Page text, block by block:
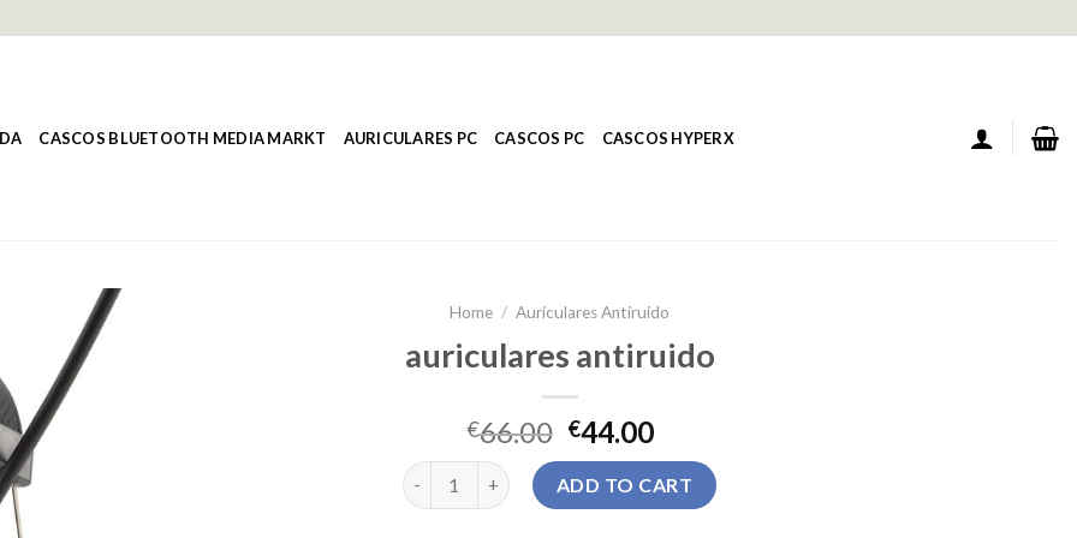
CASCOS BLUETOOTH MEDIA MARKT AURICULARES PC CASCOS PC CASCOS HYPERX
Home / Auriculares Antiruido
auriculares antiruido
€66.00 €44.00
auriculares antiruido quantity
ADD TO CART